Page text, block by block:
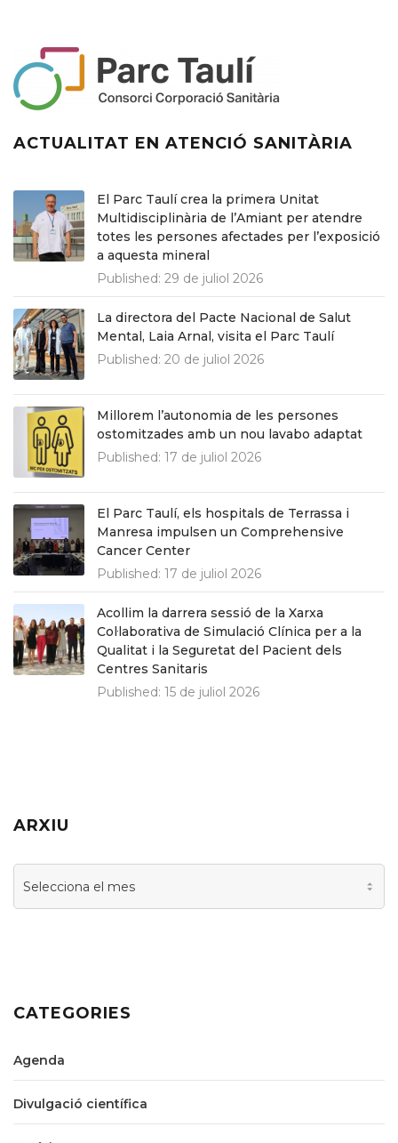
ACTUALITAT EN ATENCIÓ SANITÀRIA
El Parc Taulí crea la primera Unitat
Multidisciplinària de l’Amiant per atendre
totes les persones afectades per l’exposició
a aquesta mineral
Published: 29 de juliol 2026
La directora del Pacte Nacional de Salut
Mental, Laia Arnal, visita el Parc Taulí
Published: 20 de juliol 2026
Millorem l’autonomia de les persones
ostomitzades amb un nou lavabo adaptat
Published: 17 de juliol 2026
El Parc Taulí, els hospitals de Terrassa i
Manresa impulsen un Comprehensive
Cancer Center
Published: 17 de juliol 2026
Acollim la darrera sessió de la Xarxa
Col·laborativa de Simulació Clínica per a la
Qualitat i la Seguretat del Pacient dels
Centres Sanitaris
Published: 15 de juliol 2026
ARXIU
Arxiu
CATEGORIES
Agenda
Divulgació científica